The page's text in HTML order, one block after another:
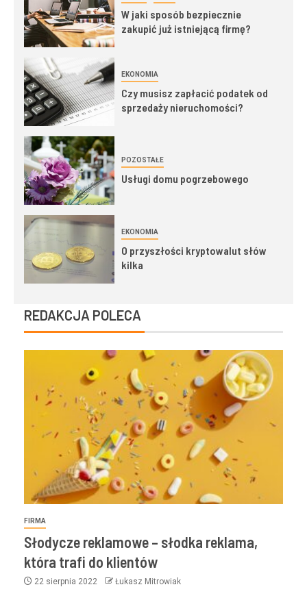
W jaki sposób bezpiecznie
zakupić już istniejącą firmę?
EKONOMIA
Czy musisz zapłacić podatek od
sprzedaży nieruchomości?
POZOSTAŁE
Usługi domu pogrzebowego
EKONOMIA
O przyszłości kryptowalut słów
kilka
REDAKCJA POLECA
FIRMA
Słodycze reklamowe – słodka reklama,
która trafi do klientów
22 sierpnia 2022 Łukasz Mitrowiak